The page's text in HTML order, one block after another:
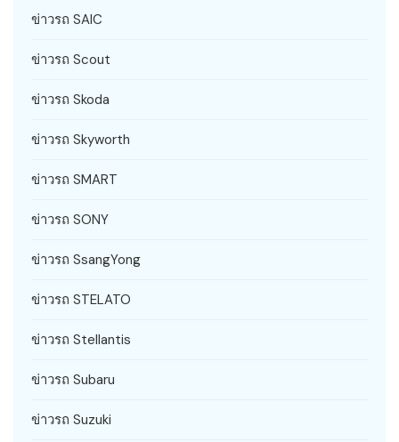
ข่าวรถ SAIC
ข่าวรถ Scout
ข่าวรถ Skoda
ข่าวรถ Skyworth
ข่าวรถ SMART
ข่าวรถ SONY
ข่าวรถ SsangYong
ข่าวรถ STELATO
ข่าวรถ Stellantis
ข่าวรถ Subaru
ข่าวรถ Suzuki